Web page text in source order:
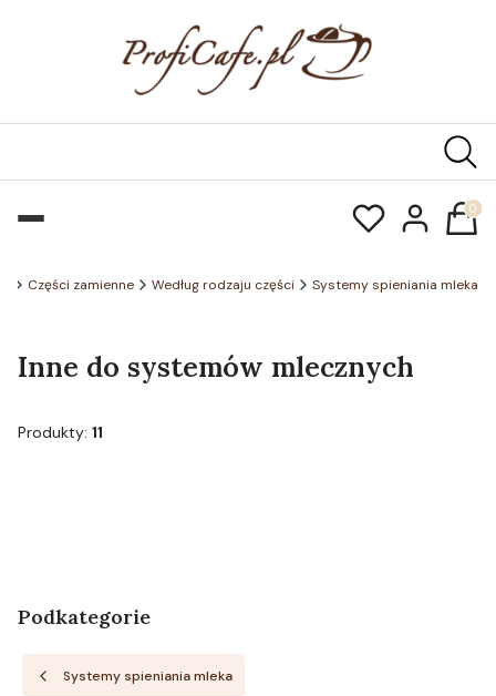
Części zamienne Według rodzaju części Systemy spieniania mleka
Inne do systemów mlecznych
Produkty: 11
Podkategorie
Systemy spieniania mleka